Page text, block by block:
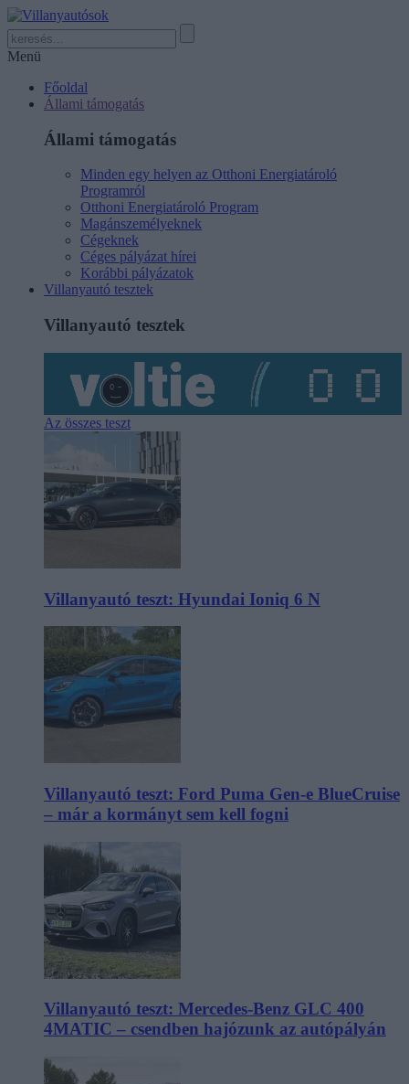
Menü
Főoldal
Állami támogatás
Állami támogatás
Minden egy helyen az Otthoni Energiatároló
Programról
Otthoni Energiatároló Program
Magánszemélyeknek
Cégeknek
Céges pályázat hírei
Korábbi pályázatok
Villanyautó tesztek
Villanyautó tesztek
Az összes teszt
Villanyautó teszt: Hyundai Ioniq 6 N
Villanyautó teszt: Ford Puma Gen-e BlueCruise
– már a kormányt sem kell fogni
Villanyautó teszt: Mercedes-Benz GLC 400
4MATIC – csendben hajózunk az autópályán